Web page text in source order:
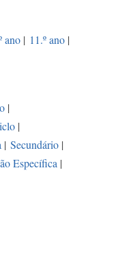
ano | 11.º ano |
|
|
| Secundário |
Específica |